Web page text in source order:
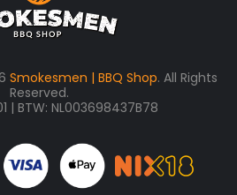
Smokesmen | BBQ Shop. All Rights
Reserved.
| BTW: NL003698437B78